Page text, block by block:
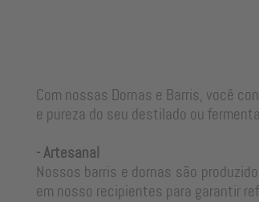
Com nossas Dornas e Barris, você
e pureza do seu destilado ou
- Artesanal
Nossos barris e dornas são
em nosso recipientes para garantir